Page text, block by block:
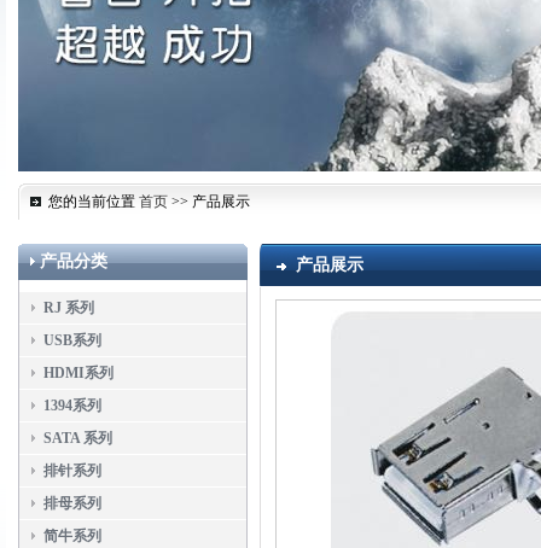
您的当前位置 首页 >> 产品展示
产品分类
RJ 系列
USB系列
HDMI系列
1394系列
SATA 系列
排针系列
排母系列
简牛系列
产品展示